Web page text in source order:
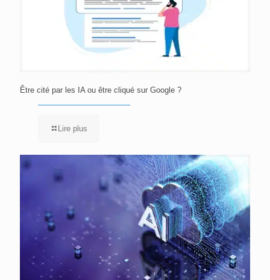
Être cité par les IA ou être cliqué sur Google ?
Lire plus